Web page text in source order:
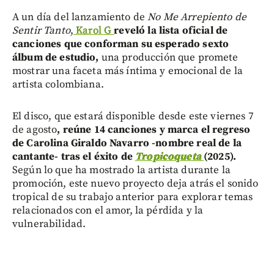
A un día del lanzamiento deNo Me Arrepiento de
Sentir Tanto, Karol Greveló la lista oficial de
canciones que conforman su esperado sexto
álbum de estudio, una producción que promete
mostrar una faceta más íntima y emocional de la
artista colombiana.
El disco, que estará disponible desde este viernes 7
de agosto, reúne 14 canciones y marca el regreso
de Carolina Giraldo Navarro -nombre real de la
cantante- tras el éxito de Tropicoqueta (2025).
Según lo que ha mostrado la artista durante la
promoción, este nuevo proyecto deja atrás el sonido
tropical de su trabajo anterior para explorar temas
relacionados con el amor, la pérdida y la
vulnerabilidad.